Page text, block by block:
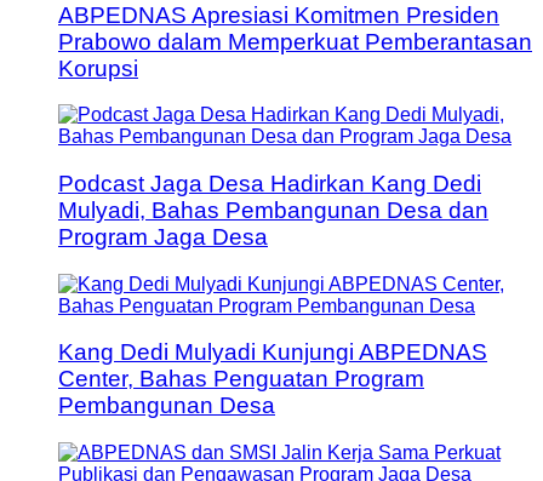
ABPEDNAS Apresiasi Komitmen Presiden
Prabowo dalam Memperkuat Pemberantasan
Korupsi
Podcast Jaga Desa Hadirkan Kang Dedi
Mulyadi, Bahas Pembangunan Desa dan
Program Jaga Desa
Kang Dedi Mulyadi Kunjungi ABPEDNAS
Center, Bahas Penguatan Program
Pembangunan Desa